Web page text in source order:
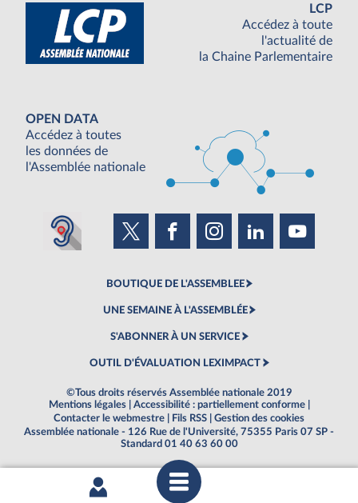
LCP
Accédez à toute
l'actualité de
la Chaine Parlementaire
OPEN DATA
Accédez à toutes
les données de
l'Assemblée nationale
BOUTIQUE DE L'ASSEMBLEE
UNE SEMAINE À L'ASSEMBLÉE
S'ABONNER À UN SERVICE
OUTIL D'ÉVALUATION LEXIMPACT
©Tous droits réservés Assemblée nationale 2019
Mentions légales
Accessibilité : partiellement conforme
Contacter le webmestre
Fils RSS
Gestion des cookies
Assemblée nationale - 126 Rue de l'Université, 75355 Paris 07 SP -
Standard 01 40 63 60 00